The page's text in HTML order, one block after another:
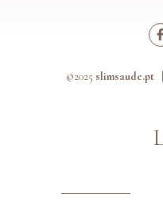
©2025 slimsaude.pt |